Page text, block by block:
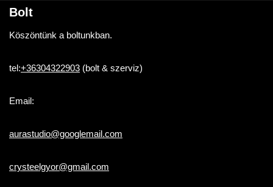
Bolt
Köszöntünk a boltunkban.
tel:+36304322903 (bolt & szerviz)
Email:
aurastudio@googlemail.com
crysteelgyor@gmail.com